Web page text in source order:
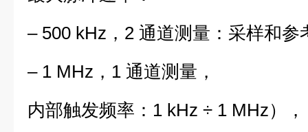
– 500 kHz，2 通道测量：采样和参
– 1 MHz，1 通道测量，
内部触发频率：1 kHz ÷ 1 MHz），